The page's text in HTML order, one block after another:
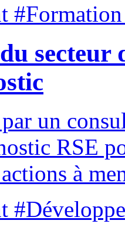
secteur
un
RSE
à